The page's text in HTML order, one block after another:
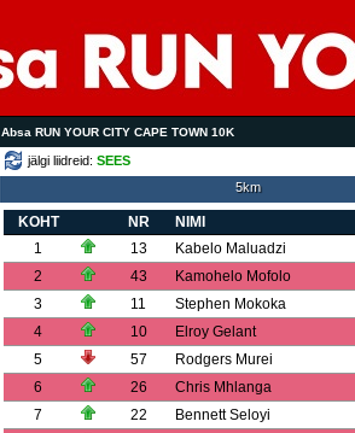
Absa RUN YOUR CITY CAPE TOWN 10K
jälgi liidreid: SEES
5km
KOHT NR
NIMI
1
13
Kabelo Maluadzi
2
43
Kamohelo Mofolo
3
11
Stephen Mokoka
4
10
Elroy Gelant
5
57
Rodgers Murei
6
26
Chris Mhlanga
7
22
Bennett Seloyi